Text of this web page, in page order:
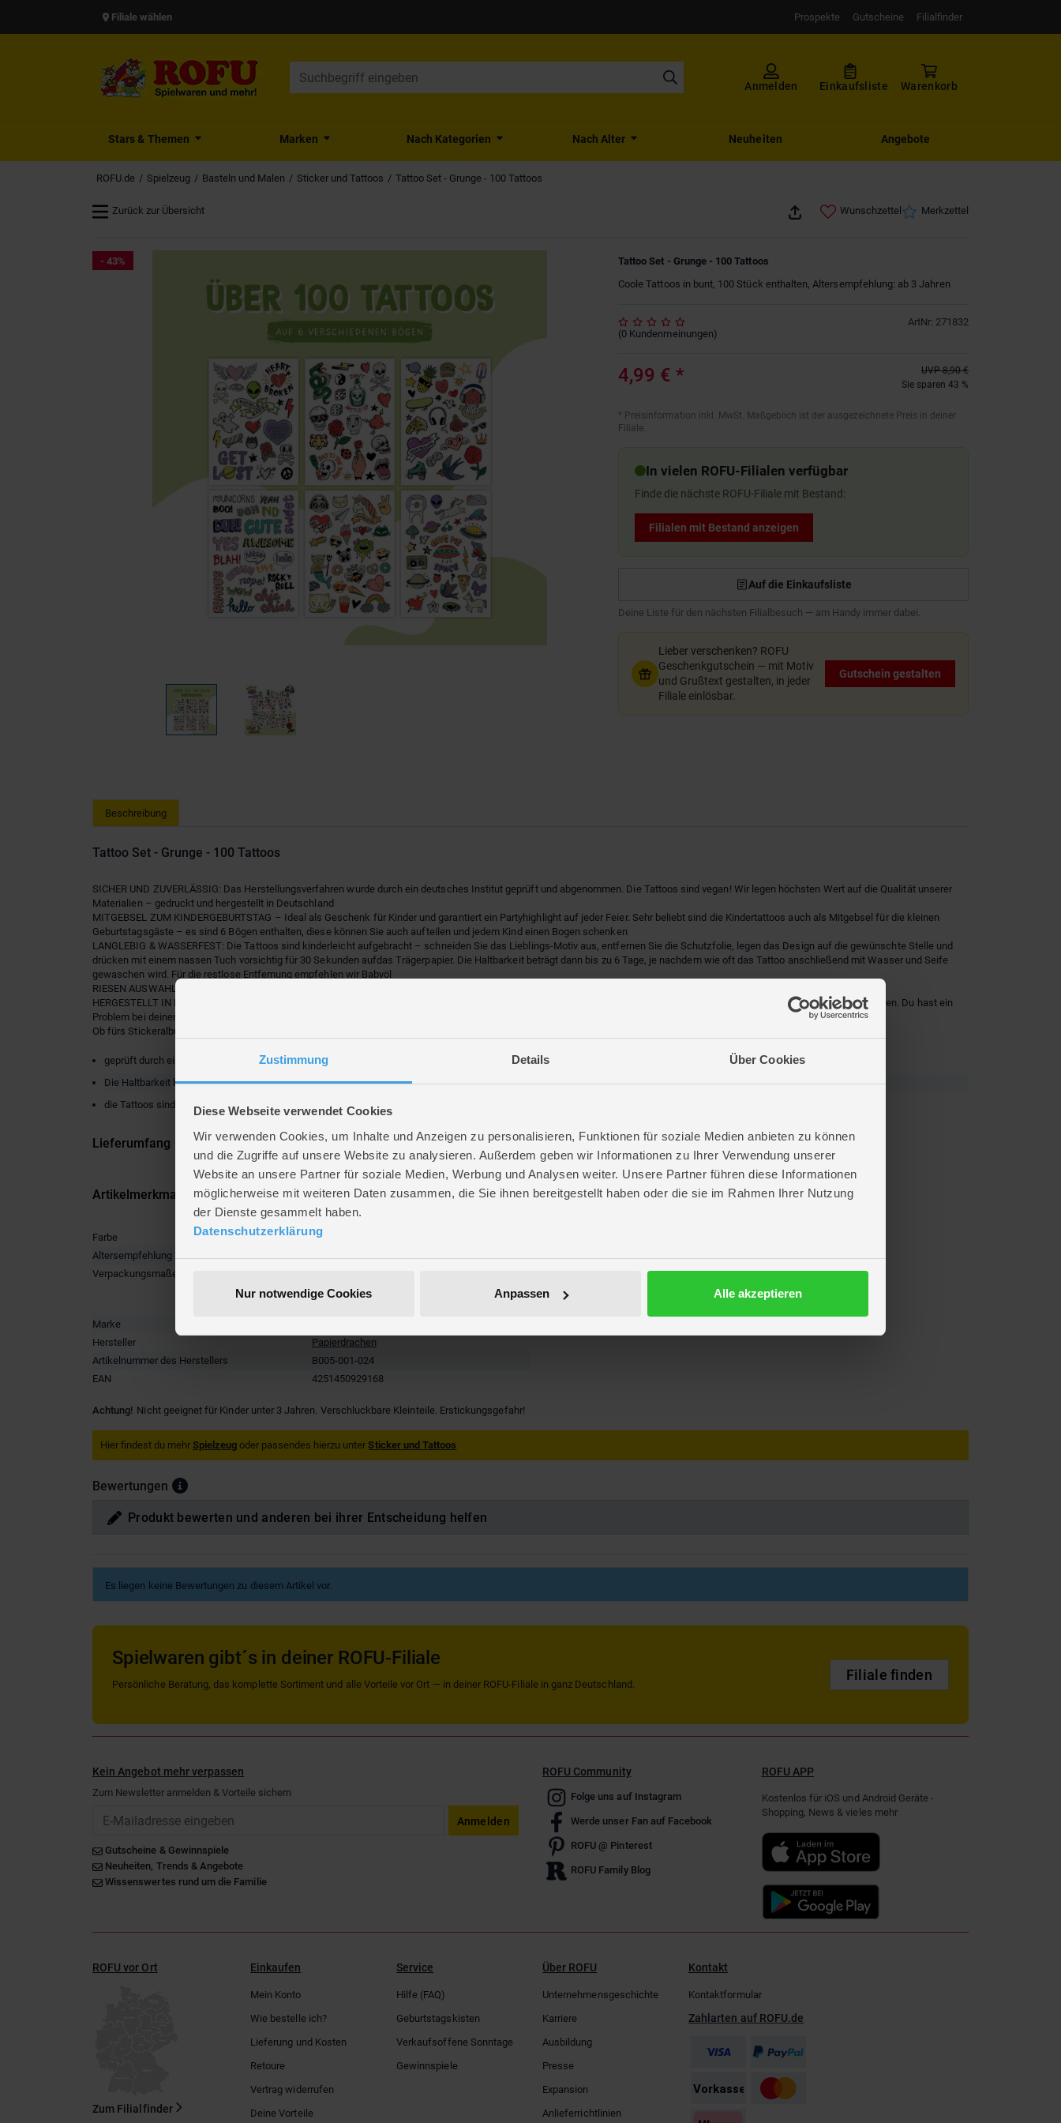
Zustimmung Details Über Cookies
Diese Webseite verwendet Cookies
Wir verwenden Cookies, um Inhalte und Anzeigen zu personalisieren, Funktionen für soziale Medien anbieten zu können
und die Zugriffe auf unsere Website zu analysieren. Außerdem geben wir Informationen zu Ihrer Verwendung unserer
Website an unsere Partner für soziale Medien, Werbung und Analysen weiter. Unsere Partner führen diese Informationen
möglicherweise mit weiteren Daten zusammen, die Sie ihnen bereitgestellt haben oder die sie im Rahmen Ihrer Nutzung
der Dienste gesammelt haben.
Datenschutzerklärung
Nur notwendige Cookies Anpassen Alle akzeptieren
Filiale wählen Prospekte Gutscheine Filialfinder
Anmelden Einkaufsliste Warenkorb
Stars & Themen Marken Nach Kategorien Nach Alter Neuheiten Angebote
ROFU.de Spielzeug Basteln und Malen Sticker und Tattoos Tattoo Set - Grunge - 100 Tattoos
Zurück zur Übersicht Wunschzettel Merkzettel
- 43%
Tattoo Set - Grunge - 100 Tattoos
Coole Tattoos in bunt, 100 Stück enthalten, Altersempfehlung: ab 3 Jahren
ArtNr: 271832
(0 Kundenmeinungen)
4,99 € * UVP 8,90 €
Sie sparen 43 %
* Preisinformation inkl. MwSt. Maßgeblich ist der ausgezeichnete Preis in deiner
Filiale.
In vielen ROFU-Filialen verfügbar
Finde die nächste ROFU-Filiale mit Bestand:
Filialen mit Bestand anzeigen
Auf die Einkaufsliste
Deine Liste für den nächsten Filialbesuch — am Handy immer dabei.
Lieber verschenken? ROFU
Geschenkgutschein — mit Motiv
und Grußtext gestalten, in jeder
Filiale einlösbar.
Gutschein gestalten
Beschreibung
Tattoo Set - Grunge - 100 Tattoos
SICHER UND ZUVERLÄSSIG: Das Herstellungsverfahren wurde durch ein deutsches Institut geprüft und abgenommen. Die Tattoos sind vegan! Wir legen höchsten Wert auf die Qualität unserer
Materialien – gedruckt und hergestellt in Deutschland
MITGEBSEL ZUM KINDERGEBURTSTAG – Ideal als Geschenk für Kinder und garantiert ein Partyhighlight auf jeder Feier. Sehr beliebt sind die Kindertattoos auch als Mitgebsel für die kleinen
Geburtstagsgäste – es sind 6 Bögen enthalten, diese können Sie auch aufteilen und jedem Kind einen Bogen schenken
LANGLEBIG & WASSERFEST: Die Tattoos sind kinderleicht aufgebracht – schneiden Sie das Lieblings-Motiv aus, entfernen Sie die Schutzfolie, legen das Design auf die gewünschte Stelle und
drücken mit einem nassen Tuch vorsichtig für 30 Sekunden aufdas Trägerpapier. Die Haltbarkeit beträgt dann bis zu 6 Tage, je nachdem wie oft das Tattoo anschließend mit Wasser und Seife
gewaschen wird. Für die restlose Entfernung empfehlen wir Babyöl
RIESEN AUSWAHL: Weitere Artikel rund um Geburtstage, Feiern und tolle Geschenkideen findest du in unserem Papierdrachen Shop
HERGESTELLT IN DEUTSCHLAND: Dieser Artikel wird in Deutschland hergestellt. Die hochwertigen und ausgewählten Materialien garantieren noch mehr Freude beim Verschenken. Du hast ein
Problem bei deiner Bestellung oder mit deinem Produkt? Schreib uns und du erhälst auf dem schnellsten Weg eine Antwort!
Ob fürs Stickeralbum, die Haut oder den Schulranzen – unsere
geprüft durch ein deutsches Institut
Die Haltbarkeit beträgt dann bis zu 6 Tage
die Tattoos sind vegan
Lieferumfang
Artikelmerkmale
Farbe
multicolor
Altersempfehlung
ab 3 Jahre
Verpackungsmaße
Breite ca. 15,4 cm
Höhe ca. 0,5 cm
Marke
Hersteller
Papierdrachen
Artikelnummer des Herstellers
B005-001-024
EAN
4251450929168
Achtung! Nicht geeignet für Kinder unter 3 Jahren. Verschluckbare Kleinteile. Erstickungsgefahr!
Hier findest du mehr Spielzeug oder passendes hierzu unterSticker und Tattoos
Bewertungen
Produkt bewerten und anderen bei ihrer Entscheidung helfen
Es liegen keine Bewertungen zu diesem Artikel vor.
Spielwaren gibt´s in deiner ROFU-Filiale
Persönliche Beratung, das komplette Sortiment und alle Vorteile vor Ort — in deiner ROFU-Filiale in ganz Deutschland.
Filiale finden
Kein Angebot mehr verpassen
Zum Newsletter anmelden & Vorteile sichern
Anmelden
Gutscheine & Gewinnspiele
Neuheiten, Trends & Angebote
Wissenswertes rund um die Familie
ROFU Community
Folge uns auf Instagram
Werde unser Fan auf Facebook
ROFU @ Pinterest
ROFU Family Blog
ROFU APP
Kostenlos für iOS und Android Geräte -
Shopping, News & vieles mehr
ROFU vor Ort
Zum Filialfinder
Einkaufen
Mein Konto
Wie bestelle ich?
Lieferung und Kosten
Retoure
Vertrag widerrufen
Deine Vorteile
Service
Hilfe (FAQ)
Geburtstagskisten
Verkaufsoffene Sonntage
Gewinnspiele
Über ROFU
Unternehmensgeschichte
Karriere
Ausbildung
Presse
Expansion
Anlieferrichtlinien
Kontakt
Kontaktformular
Zahlarten auf ROFU.de